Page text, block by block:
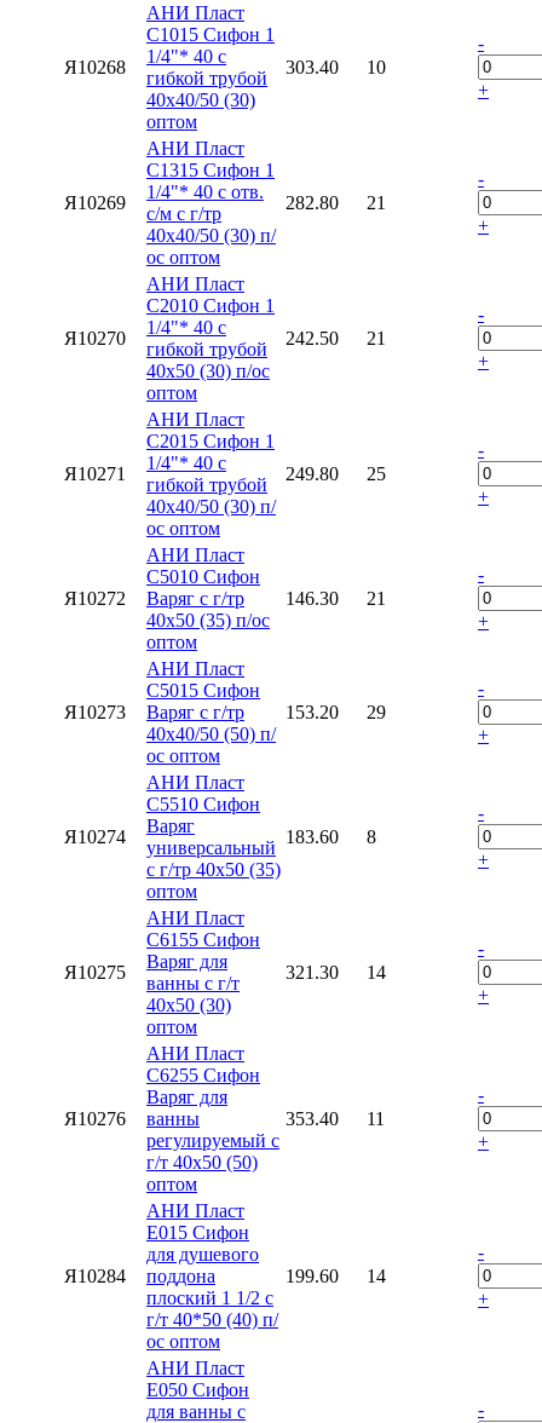
Я10268
АНИ Пласт
C1015 Сифон 1
1/4"* 40 с
гибкой трубой
40х40/50 (30)
оптом
303.40 10
-
+
Я10269
АНИ Пласт
C1315 Сифон 1
1/4"* 40 с отв.
с/м с г/тр
40х40/50 (30) п/
ос оптом
282.80 21
-
+
Я10270
АНИ Пласт
C2010 Сифон 1
1/4"* 40 с
гибкой трубой
40х50 (30) п/ос
оптом
242.50 21
-
+
Я10271
АНИ Пласт
C2015 Сифон 1
1/4"* 40 с
гибкой трубой
40х40/50 (30) п/
ос оптом
249.80 25
-
+
Я10272
АНИ Пласт
C5010 Сифон
Варяг с г/тр
40х50 (35) п/ос
оптом
146.30 21
-
+
Я10273
АНИ Пласт
C5015 Сифон
Варяг с г/тр
40х40/50 (50) п/
ос оптом
153.20 29
-
+
Я10274
АНИ Пласт
C5510 Сифон
Варяг
универсальный
с г/тр 40х50 (35)
оптом
183.60 8
-
+
Я10275
АНИ Пласт
C6155 Сифон
Варяг для
ванны с г/т
40х50 (30)
оптом
321.30 14
-
+
Я10276
АНИ Пласт
C6255 Сифон
Варяг для
ванны
регулируемый с
г/т 40х50 (50)
оптом
353.40 11
-
+
Я10284
АНИ Пласт
E015 Сифон
для душевого
поддона
плоский 1 1/2 с
г/т 40*50 (40) п/
ос оптом
199.60 14
-
+
АНИ Пласт
E050 Сифон
для ванны с
-